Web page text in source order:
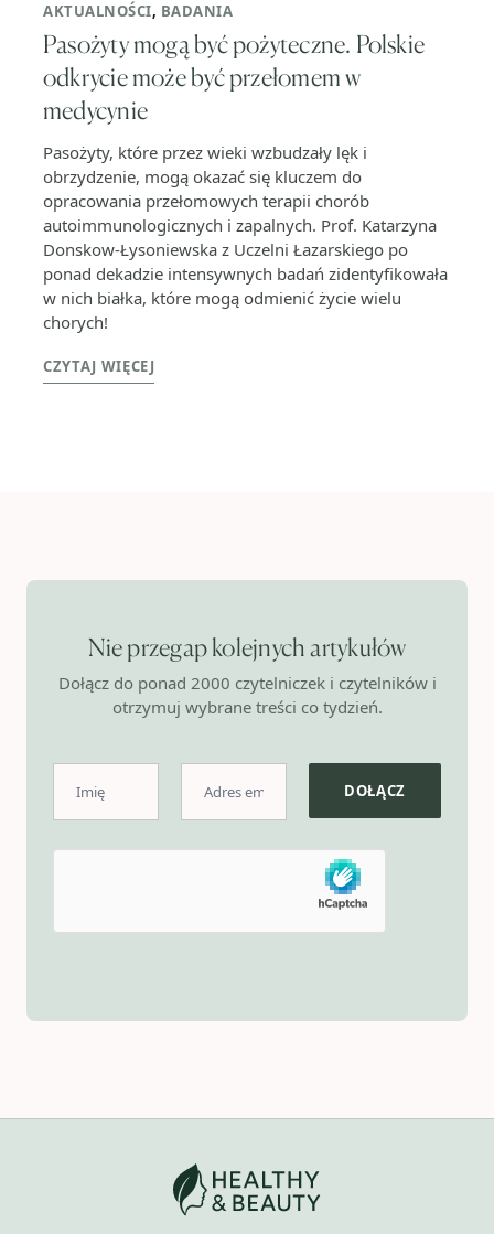
AKTUALNOŚCI, BADANIA
Pasożyty mogą być pożyteczne. Polskie
odkrycie może być przełomem w
medycynie
Pasożyty, które przez wieki wzbudzały lęk i
obrzydzenie, mogą okazać się kluczem do
opracowania przełomowych terapii chorób
autoimmunologicznych i zapalnych. Prof. Katarzyna
Donskow-Łysoniewska z Uczelni Łazarskiego po
ponad dekadzie intensywnych badań zidentyfikowała
w nich białka, które mogą odmienić życie wielu
chorych!
CZYTAJ WIĘCEJ
Nie przegap kolejnych artykułów
Dołącz do ponad 2000 czytelniczek i czytelników i
otrzymuj wybrane treści co tydzień.